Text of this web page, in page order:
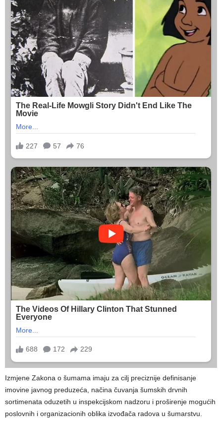
Izmjene Zakona o šumama imaju za cilj preciznije definisanje
imovine javnog preduzeća, načina čuvanja šumskih drvnih
sortimenata oduzetih u inspekcijskom nadzoru i proširenje mogućih
poslovnih i organizacionih oblika izvođača radova u šumarstvu.